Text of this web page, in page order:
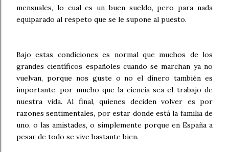
mensuales, lo cual es un buen sueldo, pero para nada
equiparado al respeto que se le supone al puesto.
Bajo estas condiciones es normal que muchos de los
grandes científicos españoles cuando se marchan ya no
vuelvan, porque nos guste o no el dinero también es
importante, por mucho que la ciencia sea el trabajo de
nuestra vida. Al final, quienes deciden volver es por
razones sentimentales, por estar donde está la familia de
uno, o las amistades, o simplemente porque en España a
pesar de todo se vive bastante bien.